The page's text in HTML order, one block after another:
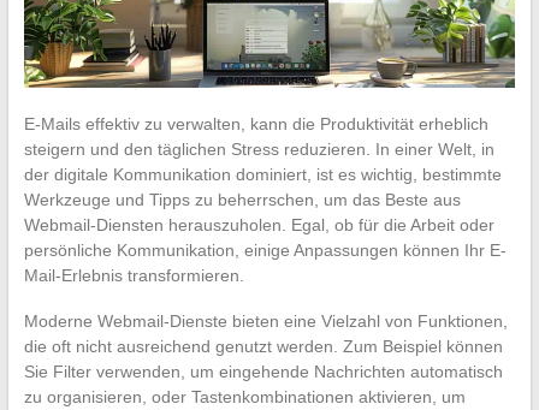
E-Mails effektiv zu verwalten, kann die Produktivität erheblich
steigern und den täglichen Stress reduzieren. In einer Welt, in
der digitale Kommunikation dominiert, ist es wichtig, bestimmte
Werkzeuge und Tipps zu beherrschen, um das Beste aus
Webmail-Diensten herauszuholen. Egal, ob für die Arbeit oder
persönliche Kommunikation, einige Anpassungen können Ihr E-
Mail-Erlebnis transformieren.
Moderne Webmail-Dienste bieten eine Vielzahl von Funktionen,
die oft nicht ausreichend genutzt werden. Zum Beispiel können
Sie Filter verwenden, um eingehende Nachrichten automatisch
zu organisieren, oder Tastenkombinationen aktivieren, um